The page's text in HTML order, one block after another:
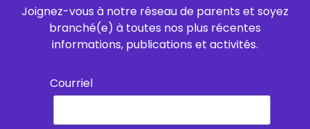
Joignez-vous à notre réseau de parents et soyez
branché(e) à toutes nos plus récentes
informations, publications et activités.
Courriel